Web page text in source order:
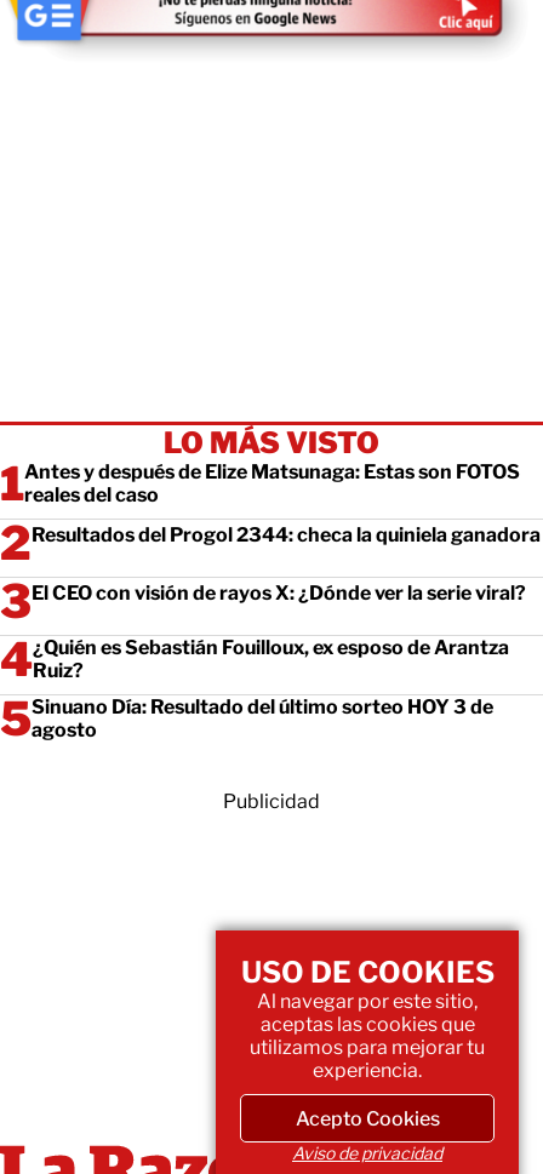
LO MÁS VISTO
Antes y después de Elize Matsunaga: Estas son FOTOS
reales del caso
Resultados del Progol 2344: checa la quiniela ganadora
El CEO con visión de rayos X: ¿Dónde ver la serie viral?
¿Quién es Sebastián Fouilloux, ex esposo de Arantza
Ruiz?
Sinuano Día: Resultado del último sorteo HOY 3 de
agosto
Publicidad
USO DE COOKIES
Al navegar por este sitio,
aceptas las cookies que
utilizamos para mejorar tu
experiencia.
Acepto Cookies
Aviso de privacidad